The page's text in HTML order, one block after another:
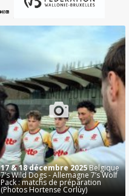
17 & 18 décembre 2025Belgique
7’s Wild Dogs - Allemagne 7’s Wolf
Pack : matchs de préparation
(Photos Hortense Corlùy)